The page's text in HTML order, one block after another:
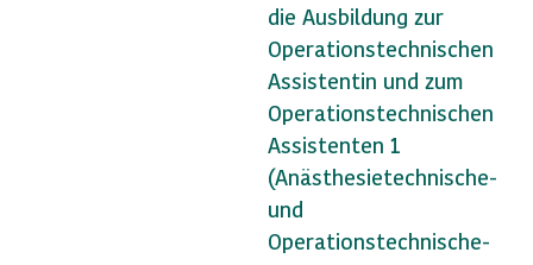
die Ausbildung zur
Operationstechnischen
Assistentin und zum
Operationstechnischen
Assistenten 1
(Anästhesietechnische-
und
Operationstechnische-